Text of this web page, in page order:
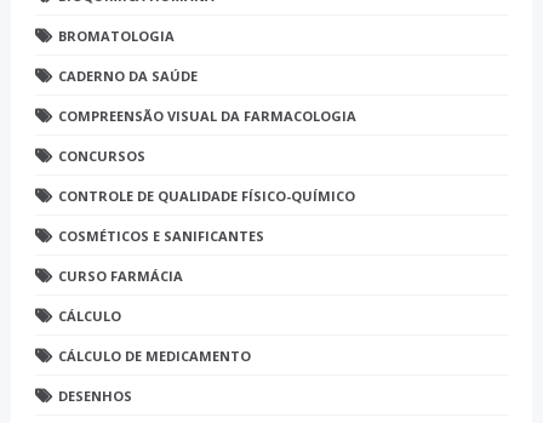
BROMATOLOGIA
CADERNO DA SAÚDE
COMPREENSÃO VISUAL DA FARMACOLOGIA
CONCURSOS
CONTROLE DE QUALIDADE FÍSICO-QUÍMICO
COSMÉTICOS E SANIFICANTES
CURSO FARMÁCIA
CÁLCULO
CÁLCULO DE MEDICAMENTO
DESENHOS